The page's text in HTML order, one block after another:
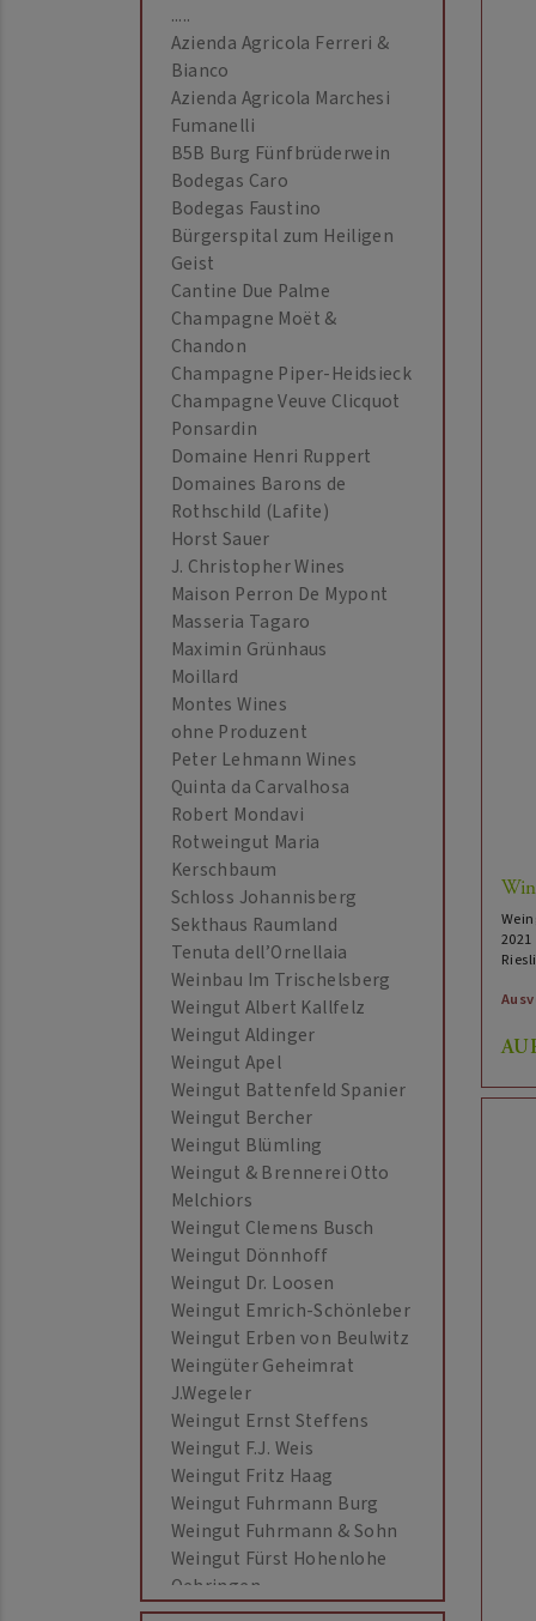
.....
Azienda Agricola Ferreri &
Bianco
Azienda Agricola Marchesi
Fumanelli
B5B Burg Fünfbrüderwein
Bodegas Caro
Bodegas Faustino
Bürgerspital zum Heiligen
Geist
Cantine Due Palme
Champagne Moët &
Chandon
Champagne Piper-Heidsieck
Champagne Veuve Clicquot
Ponsardin
Domaine Henri Ruppert
Domaines Barons de
Rothschild (Lafite)
Horst Sauer
J. Christopher Wines
Maison Perron De Mypont
Masseria Tagaro
Maximin Grünhaus
Moillard
Montes Wines
ohne Produzent
Peter Lehmann Wines
Quinta da Carvalhosa
Robert Mondavi
Rotweingut Maria
Kerschbaum
Schloss Johannisberg
Sekthaus Raumland
Tenuta dell’Ornellaia
Weinbau Im Trischelsberg
Weingut Albert Kallfelz
Weingut Aldinger
Weingut Apel
Weingut Battenfeld Spanier
Weingut Bercher
Weingut Blümling
Weingut & Brennerei Otto
Melchiors
Weingut Clemens Busch
Weingut Dönnhoff
Weingut Dr. Loosen
Weingut Emrich-Schönleber
Weingut Erben von Beulwitz
Weingüter Geheimrat
J.Wegeler
Weingut Ernst Steffens
Weingut F.J. Weis
Weingut Fritz Haag
Weingut Fuhrmann Burg
Weingut Fuhrmann & Sohn
Weingut Fürst Hohenlohe
Oehringen
Weingut Heinrich Basten
2021